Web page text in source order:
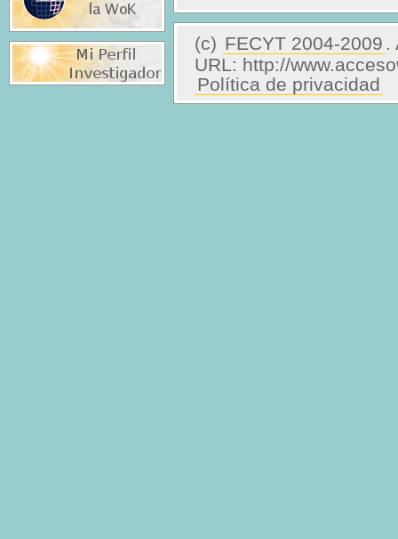
(c) FECYT 2004-2009 .
URL: http://
Política de privacidad